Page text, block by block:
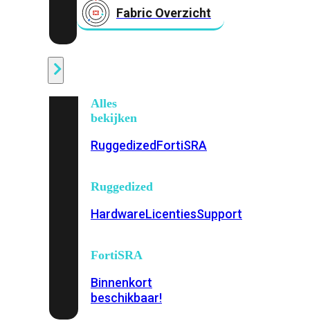
Fabric Overzicht
Alles
bekijken
RuggedizedFortiSRA
Ruggedized
HardwareLicentiesSupport
FortiSRA
Binnenkort
beschikbaar!